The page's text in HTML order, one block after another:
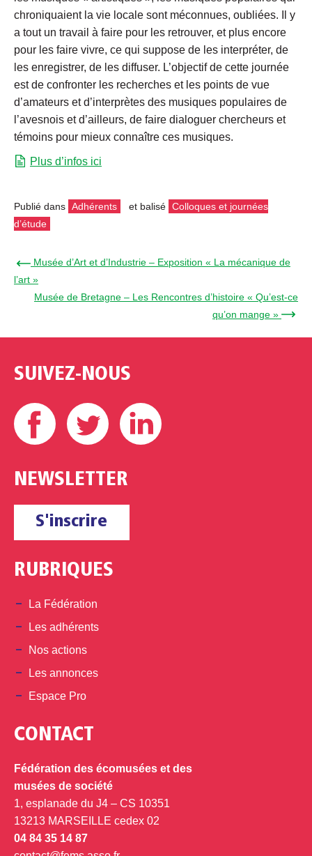
chroniquaient la vie locale sont méconnues, oubliées. Il y
a tout un travail à faire pour les retrouver, et plus encore
pour les faire vivre, ce qui suppose de les interpréter, de
les enregistrer, de les diffuser. L’objectif de cette journée
est de confronter les recherches et les points de vue
d’amateurs et d’interprètes des musiques populaires de
l’avesnois et d’ailleurs, de faire dialoguer chercheurs et
témoins pour mieux connaître ces musiques.
Plus d’infos ici
Publié dans Adhérents et balisé Colloques et journées
d’étude
← Musée d’Art et d’Industrie – Exposition « La mécanique de
l’art »
Musée de Bretagne – Les Rencontres d’histoire « Qu’est-ce
qu’on mange » →
SUIVEZ-NOUS
Facebook Twitter
NEWSLETTER
S'inscrire
RUBRIQUES
La Fédération
Les adhérents
Nos actions
Les annonces
Espace Pro
CONTACT
Fédération des écomusées et des
musées de société
1, esplanade du J4 – CS 10351
13213 MARSEILLE cedex 02
04 84 35 14 87